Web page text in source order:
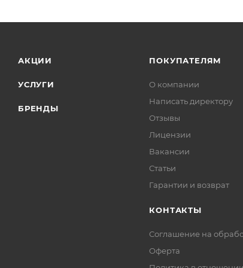
АКЦИИ
УСЛУГИ
БРЕНДЫ
ПОКУПАТЕЛЯМ
О компании
Написать директору
Отзывы
Лицензии
Вакансии
Статьи
Гарантии и возврат
КОНТАКТЫ
Соглашение на
Оферта